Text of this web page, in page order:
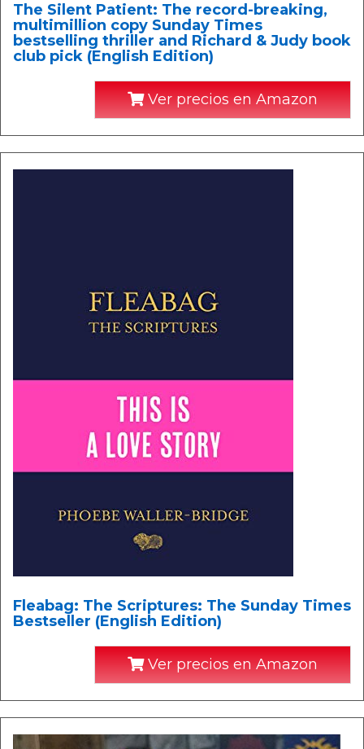
The Silent Patient: The record-breaking,
multimillion copy Sunday Times
bestselling thriller and Richard & Judy book
club pick (English Edition)
Ver precios en Amazon
Fleabag: The Scriptures: The Sunday Times
Bestseller (English Edition)
Ver precios en Amazon